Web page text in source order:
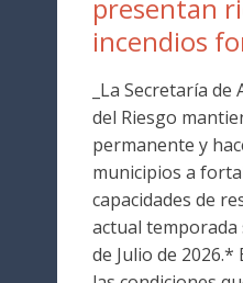
presentan
incendios
_La Secretaría
del Riesgo
permanente y
municipios a
capacidades de
actual temporada
de Julio de 2026.*